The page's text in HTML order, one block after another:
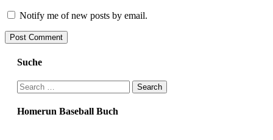
Notify me of new posts by email.
Suche
Search
for:
Homerun Baseball Buch